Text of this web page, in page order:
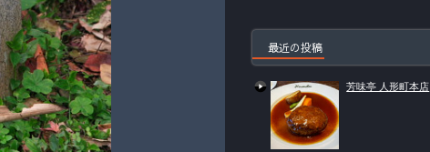
最近の投稿
芳味亭 人形町本店